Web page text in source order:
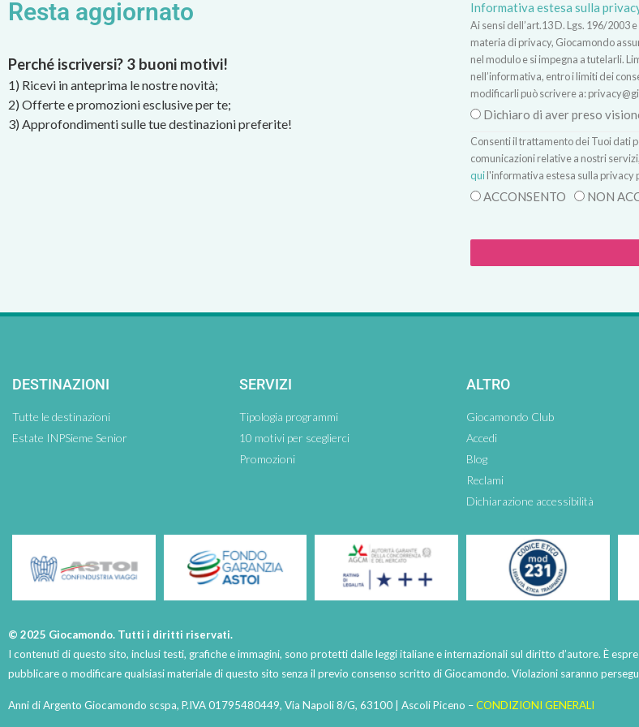
Resta aggiornato
Perché iscriversi? 3 buoni motivi!
1) Ricevi in anteprima le nostre novità;
2) Offerte e promozioni esclusive per te;
3) Approfondimenti sulle tue destinazioni preferite!
Informativa estesa sulla
Ai sensi dell’art.13 D. Lgs. 196/2003
materia di privacy, Giocamondo
nel modulo e si impegna a tutelarli.
nell’informativa, entro i limiti dei
modificarli può scrivere a:
Dichiaro di aver preso
Consenti il trattamento dei Tuoi dati
comunicazioni relative a nostri
quil'informativa estesa sulla privacy
ACCONSENTO NON
DESTINAZIONI
Tutte le destinazioni
Estate INPSieme Senior
SERVIZI
Tipologia programmi
10 motivi per sceglierci
Promozioni
ALTRO
Giocamondo Club
Accedi
Blog
Reclami
Dichiarazione accessibilità
© 2025 Giocamondo. Tutti i diritti riservati.
I contenuti di questo sito, inclusi testi, grafiche e immagini, sono protetti dalle leggi italiane e internazionali sul diritto d’autore. È
pubblicare o modificare qualsiasi materiale di questo sito senza il previo consenso scritto di Giocamondo. Violazioni saranno
Anni di Argento Giocamondo scspa, P.IVA 01795480449, Via Napoli 8/G, 63100 | Ascoli Piceno –CONDIZIONI GENERALI